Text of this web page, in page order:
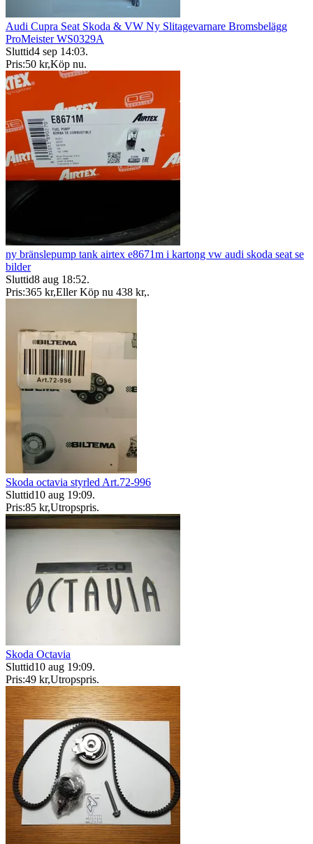
Audi Cupra Seat Skoda & VW Ny Slitagevarnare Bromsbelägg
ProMeister WS0329A
Sluttid4 sep 14:03.
Pris:50 kr,Köp nu.
ny bränslepump tank airtex e8671m i kartong vw audi skoda seat se
bilder
Sluttid8 aug 18:52.
Pris:365 kr,Eller Köp nu 438 kr,.
Skoda octavia styrled Art.72-996
Sluttid10 aug 19:09.
Pris:85 kr,Utropspris.
Skoda Octavia
Sluttid10 aug 19:09.
Pris:49 kr,Utropspris.